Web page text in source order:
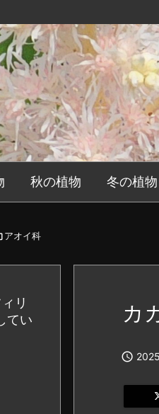
秋の植物 冬の植物
アオイ科
カ

リ
てい